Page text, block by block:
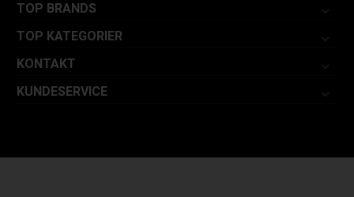
TOP BRANDS
TOP KATEGORIER
KONTAKT
KUNDESERVICE